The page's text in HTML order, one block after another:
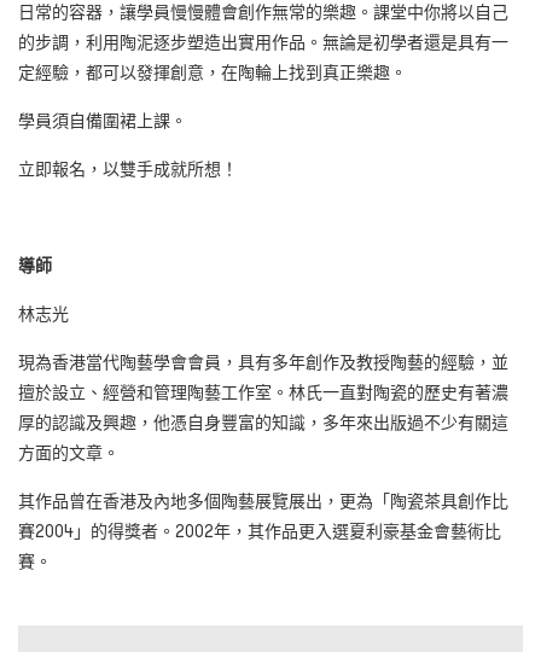
日常的容器，讓學員慢慢體會創作無常的樂趣。課堂中你將以自己
的步調，利用陶泥逐步塑造出實用作品。無論是初學者還是具有一
定經驗，都可以發揮創意，在陶輪上找到真正樂趣。
學員須自備圍裙上課。
立即報名，以雙手成就所想！
導師
林志光
現為香港當代陶藝學會會員，具有多年創作及教授陶藝的經驗，並
擅於設立、經營和管理陶藝工作室。林氏一直對陶瓷的歷史有著濃
厚的認識及興趣，他憑自身豐富的知識，多年來出版過不少有關這
方面的文章。
其作品曾在香港及內地多個陶藝展覽展出，更為「陶瓷茶具創作比
賽2004」的得獎者。2002年，其作品更入選夏利豪基金會藝術比
賽。